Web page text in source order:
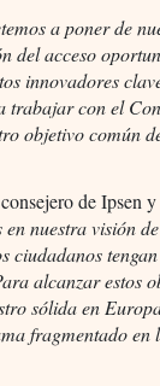
a poner de
del acceso
innovadores
trabajar con el
objetivo común
de Ipsen
en nuestra visión
ciudadanos
alcanzar estos
sólida en
fragmentado